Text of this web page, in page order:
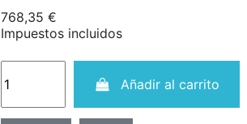
768,35 €
Impuestos incluidos
Añadir al carrito